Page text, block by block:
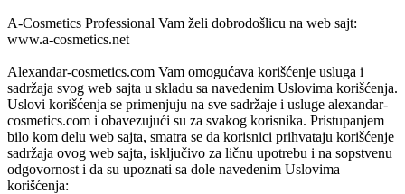
A-Cosmetics Professional Vam želi dobrodošlicu na web sajt:
www.a-cosmetics.net
Alexandar-cosmetics.com Vam omogućava korišćenje usluga i
sadržaja svog web sajta u skladu sa navedenim Uslovima korišćenja.
Uslovi korišćenja se primenjuju na sve sadržaje i usluge alexandar-
cosmetics.com i obavezujući su za svakog korisnika. Pristupanjem
bilo kom delu web sajta, smatra se da korisnici prihvataju korišćenje
sadržaja ovog web sajta, isključivo za ličnu upotrebu i na sopstvenu
odgovornost i da su upoznati sa dole navedenim Uslovima
korišćenja: